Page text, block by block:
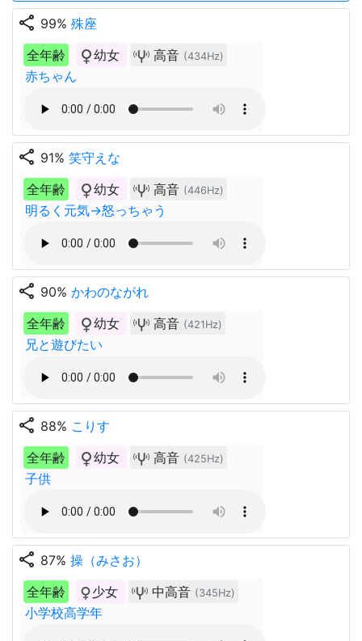
share 99% 殊座
全年齢
幼女 高音 (434Hz)
赤ちゃん
share 91% 笑守えな
全年齢
幼女 高音 (446Hz)
明るく元気→怒っちゃう
share 90% かわのながれ
全年齢
幼女 高音 (421Hz)
兄と遊びたい
share 88% こりす
全年齢
幼女 高音 (425Hz)
子供
share 87% 操（みさお）
全年齢
少女 中高音 (345Hz)
小学校高学年